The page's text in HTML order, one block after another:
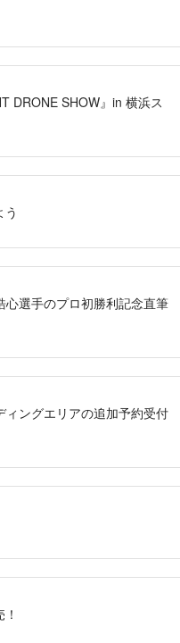
DRONE SHOW』in 横浜ス
選手のプロ初勝利記念直筆
ングエリアの追加予約受付